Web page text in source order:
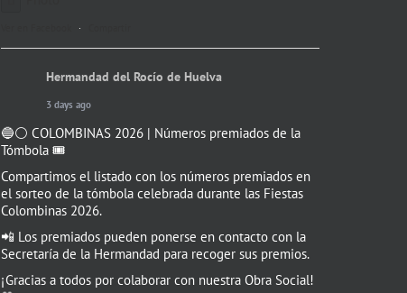
·
Hermandad del Rocío de Huelva
3 days ago
🔵⚪️ COLOMBINAS 2026 | Números premiados de la
Tómbola 🎟️
Compartimos el listado con los números premiados en
el sorteo de la tómbola celebrada durante las Fiestas
Colombinas 2026.
📲 Los premiados pueden ponerse en contacto con la
Secretaría de la Hermandad para recoger sus premios.
¡Gracias a todos por colaborar con nuestra Obra Social!